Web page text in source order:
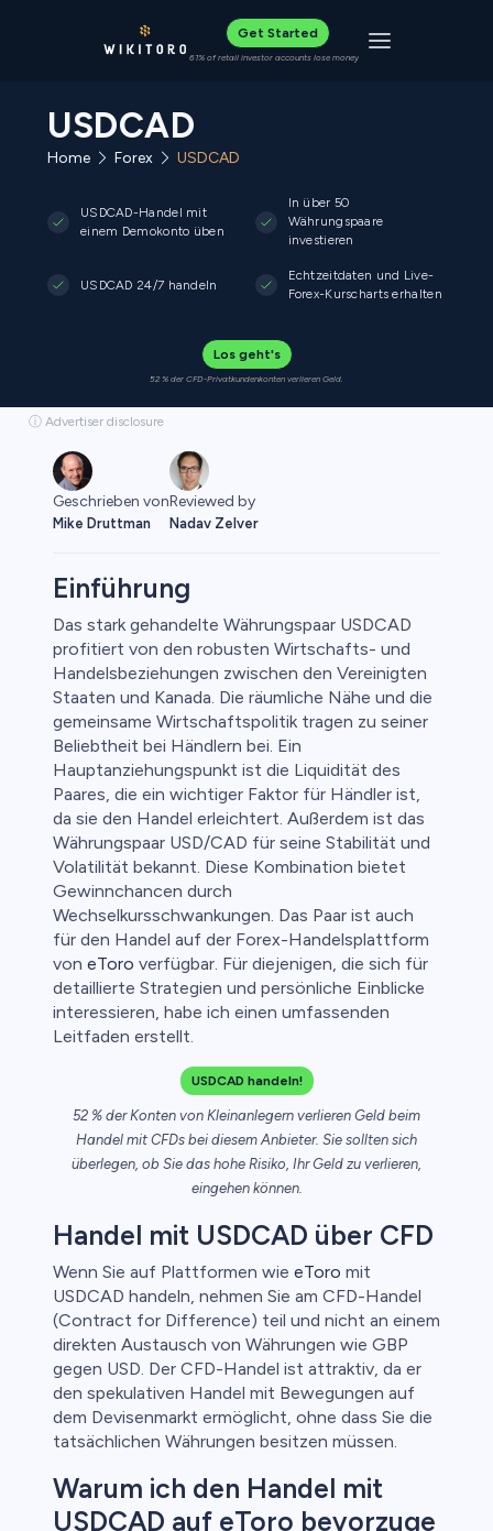
Get Started
61% of retail investor accounts lose money Toggle
USDCAD
Home Forex USDCAD
USDCAD-Handel mit
einem Demokonto üben
In über 50
Währungspaare
investieren
USDCAD 24/7 handeln
Echtzeitdaten und Live-
Forex-Kurscharts erhalten
Los geht's
52 % der CFD-Privatkundenkonten verlieren Geld.
ⓘ Advertiser disclosure
Geschrieben von
Mike Druttman
Reviewed by
Nadav Zelver
Einführung
Das stark gehandelte Währungspaar USDCAD
profitiert von den robusten Wirtschafts- und
Handelsbeziehungen zwischen den Vereinigten
Staaten und Kanada. Die räumliche Nähe und die
gemeinsame Wirtschaftspolitik tragen zu seiner
Beliebtheit bei Händlern bei. Ein
Hauptanziehungspunkt ist die Liquidität des
Paares, die ein wichtiger Faktor für Händler ist,
da sie den Handel erleichtert. Außerdem ist das
Währungspaar USD/CAD für seine Stabilität und
Volatilität bekannt. Diese Kombination bietet
Gewinnchancen durch
Wechselkursschwankungen. Das Paar ist auch
für den Handel auf der Forex-Handelsplattform
von eToro verfügbar. Für diejenigen, die sich für
detaillierte Strategien und persönliche Einblicke
interessieren, habe ich einen umfassenden
Leitfaden erstellt.
USDCAD handeln!
52 % der Konten von Kleinanlegern verlieren Geld beim
Handel mit CFDs bei diesem Anbieter. Sie sollten sich
überlegen, ob Sie das hohe Risiko, Ihr Geld zu verlieren,
eingehen können.
Handel mit USDCAD über CFD
Wenn Sie auf Plattformen wie eToro mit
USDCAD handeln, nehmen Sie am CFD-Handel
(Contract for Difference) teil und nicht an einem
direkten Austausch von Währungen wie GBP
gegen USD. Der CFD-Handel ist attraktiv, da er
den spekulativen Handel mit Bewegungen auf
dem Devisenmarkt ermöglicht, ohne dass Sie die
tatsächlichen Währungen besitzen müssen.
Warum ich den Handel mit
USDCAD auf eToro bevorzuge